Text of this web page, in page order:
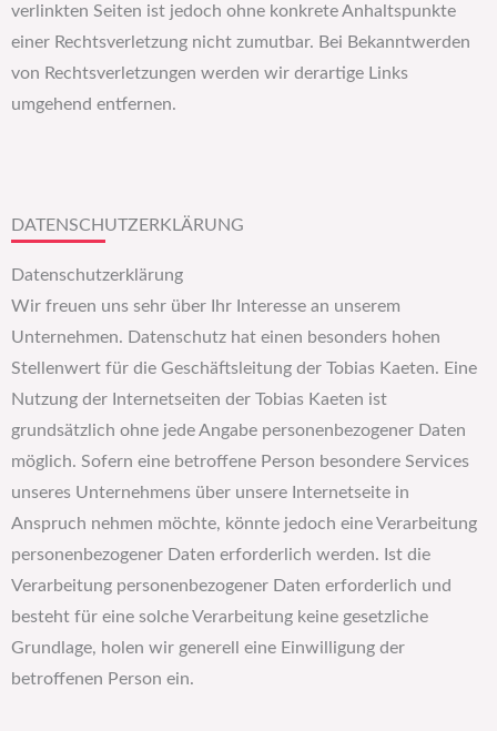
verlinkten Seiten ist jedoch ohne konkrete Anhaltspunkte
einer Rechtsverletzung nicht zumutbar. Bei Bekanntwerden
von Rechtsverletzungen werden wir derartige Links
umgehend entfernen.
DATENSCHUTZERKLÄRUNG
Datenschutzerklärung
Wir freuen uns sehr über Ihr Interesse an unserem
Unternehmen. Datenschutz hat einen besonders hohen
Stellenwert für die Geschäftsleitung der Tobias Kaeten. Eine
Nutzung der Internetseiten der Tobias Kaeten ist
grundsätzlich ohne jede Angabe personenbezogener Daten
möglich. Sofern eine betroffene Person besondere Services
unseres Unternehmens über unsere Internetseite in
Anspruch nehmen möchte, könnte jedoch eine Verarbeitung
personenbezogener Daten erforderlich werden. Ist die
Verarbeitung personenbezogener Daten erforderlich und
besteht für eine solche Verarbeitung keine gesetzliche
Grundlage, holen wir generell eine Einwilligung der
betroffenen Person ein.